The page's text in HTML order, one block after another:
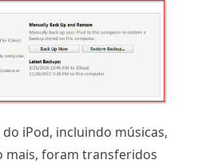
iPod, incluindo músicas,
mais, foram transferidos